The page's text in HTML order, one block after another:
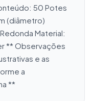
50 Potes
(diâmetro)
Material:
** Observações
e as
a
**